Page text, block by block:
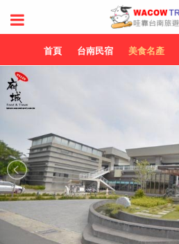
首頁 台南民宿 美食名產